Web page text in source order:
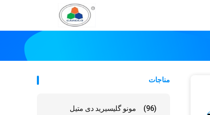
مناجات
مونو گلیسیرید دی متیل (96)